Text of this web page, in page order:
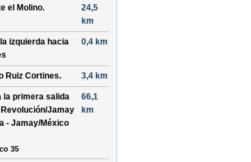
el Molino.
24,5
km
izquierda hacia
0,4 km
Ruiz Cortines. 3,4 km
la primera salida
Revolución/Jamay
- Jamay/México
35
66,1
km